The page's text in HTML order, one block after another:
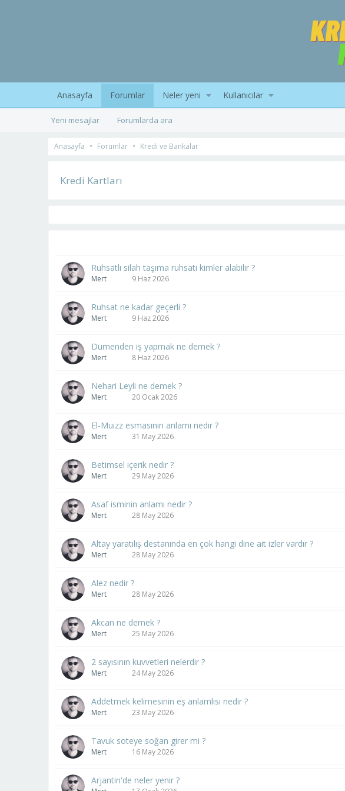
Anasayfa Forumlar Neler yeni Kullanıcılar
Yeni mesajlar Forumlarda ara
Anasayfa Forumlar Kredi ve Bankalar
Kredi Kartları
Ruhsatlı silah taşıma ruhsatı kimler alabilir ?
Mert 9 Haz 2026
Ruhsat ne kadar geçerli ?
Mert 9 Haz 2026
Dümenden iş yapmak ne demek ?
Mert 8 Haz 2026
Nehari Leyli ne demek ?
Mert 20 Ocak 2026
El-Muizz esmasının anlamı nedir ?
Mert 31 May 2026
Betimsel içerik nedir ?
Mert 29 May 2026
Asaf isminin anlamı nedir ?
Mert 28 May 2026
Altay yaratılış destanında en çok hangi dine ait izler vardır ?
Mert 28 May 2026
Alez nedir ?
Mert 28 May 2026
Akcan ne demek ?
Mert 25 May 2026
2 sayısının kuvvetleri nelerdir ?
Mert 24 May 2026
Addetmek kelimesinin eş anlamlısı nedir ?
Mert 23 May 2026
Tavuk soteye soğan girer mi ?
Mert 16 May 2026
Arjantin'de neler yenir ?